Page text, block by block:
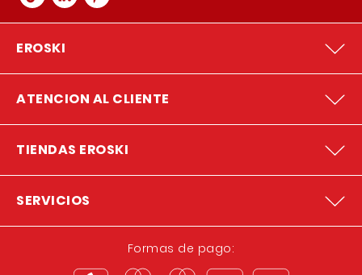
EROSKI
ATENCION AL CLIENTE
TIENDAS EROSKI
SERVICIOS
Formas de pago: